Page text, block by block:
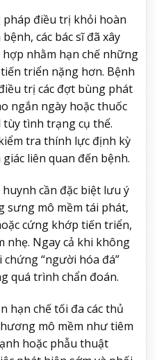
pháp điều trị khỏi hoàn
các bác sĩ đã xây
nhằm hạn chế những
triển nặng hơn. Bệnh
trị các đợt bùng phát
ngắn ngày hoặc thuốc
tình trạng cụ thể.
tra thính lực định kỳ
liên quan đến bệnh.
cần đặc biệt lưu ý
sưng mô mềm tái phát,
cứng khớp tiến triển,
nhẹ. Ngay cả khi không
“người hóa đá”
quá trình chẩn đoán.
hạn chế tối đa các thủ
mô mềm như tiêm
hoặc phẫu thuật